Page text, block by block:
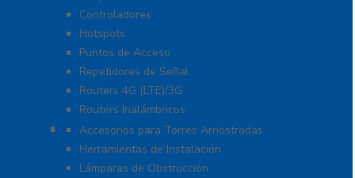
Controladores
Hotspots
Puntos de Acceso
Repetidores de Señal
Routers 4G (LTE)/3G
Routers Inalámbricos
Torres y Mástiles
Accesorios para Torres Arriostradas
Herramientas de Instalación
Lámparas de Obstrucción